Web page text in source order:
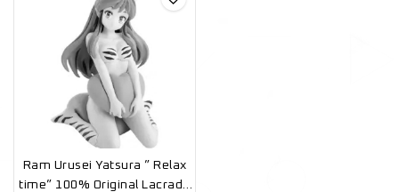
Ram Urusei Yatsura ” Relax
time” 100% Original Lacrado